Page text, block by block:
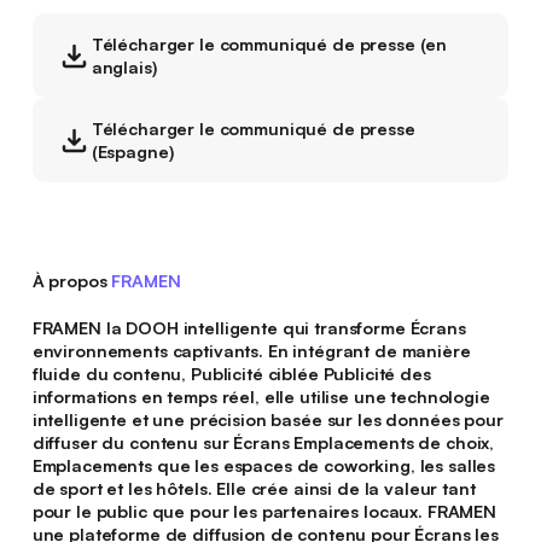
Télécharger le communiqué de presse (en
anglais)
Télécharger le communiqué de presse
(Espagne)
À propos FRAMEN
FRAMEN la DOOH intelligente qui transforme Écrans
environnements captivants. En intégrant de manière
fluide du contenu, Publicité ciblée Publicité des
informations en temps réel, elle utilise une technologie
intelligente et une précision basée sur les données pour
diffuser du contenu sur Écrans Emplacements de choix,
Emplacements que les espaces de coworking, les salles
de sport et les hôtels. Elle crée ainsi de la valeur tant
pour le public que pour les partenaires locaux. FRAMEN
une plateforme de diffusion de contenu pour Écrans les